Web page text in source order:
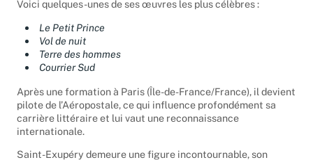
Voici quelques-unes de ses œuvres les plus célèbres :
Le Petit Prince
Vol de nuit
Terre des hommes
Courrier Sud
Après une formation à Paris (Île-de-France/France), il devient
pilote de l’Aéropostale, ce qui influence profondément sa
carrière littéraire et lui vaut une reconnaissance
internationale.
Saint-Exupéry demeure une figure incontournable, son